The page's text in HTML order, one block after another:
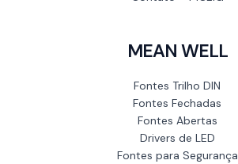
MEAN WELL
Fontes Trilho DIN
Fontes Fechadas
Fontes Abertas
Drivers de LED
Fontes para Segurança